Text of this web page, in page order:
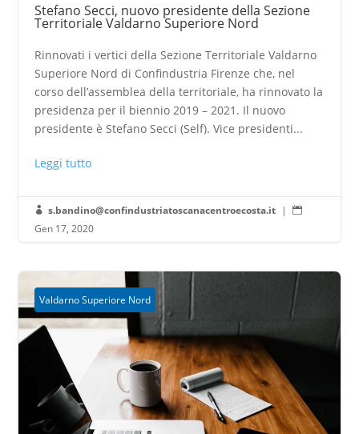
Stefano Secci, nuovo presidente della Sezione
Territoriale Valdarno Superiore Nord
Rinnovati i vertici della Sezione Territoriale Valdarno
Superiore Nord di Confindustria Firenze che, nel
corso dell’assemblea della territoriale, ha rinnovato la
presidenza per il biennio 2019 – 2021. Il nuovo
presidente è Stefano Secci (Self). Vice presidenti...
Leggi tutto
 s.bandino@confindustriatoscanacentroecosta.it | 
Gen 17, 2020
Valdarno Superiore Nord